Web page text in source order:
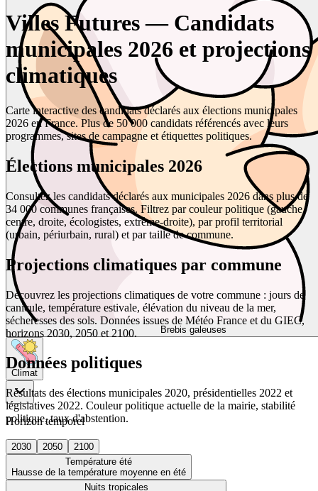
Brebis galeuses
Climat
Horizon temporel
2030 2050
2100
Température été
Hausse de la température moyenne en été
Nuits tropicales
Villes Futures — Candidats
municipales 2026 et projections
climatiques
Carte interactive des candidats déclarés aux élections municipales
2026 en France. Plus de 50 000 candidats référencés avec leurs
programmes, sites de campagne et étiquettes politiques.
Élections municipales 2026
Consultez les candidats déclarés aux municipales 2026 dans plus de
34 000 communes françaises. Filtrez par couleur politique (gauche,
centre, droite, écologistes, extrême-droite), par profil territorial
(urbain, périurbain, rural) et par taille de commune.
Projections climatiques par commune
Découvrez les projections climatiques de votre commune : jours de
canicule, température estivale, élévation du niveau de la mer,
sécheresses des sols. Données issues de Météo France et du GIEC,
horizons 2030, 2050 et 2100.
Données politiques
Résultats des élections municipales 2020, présidentielles 2022 et
législatives 2022. Couleur politique actuelle de la mairie, stabilité
politique, taux d'abstention.